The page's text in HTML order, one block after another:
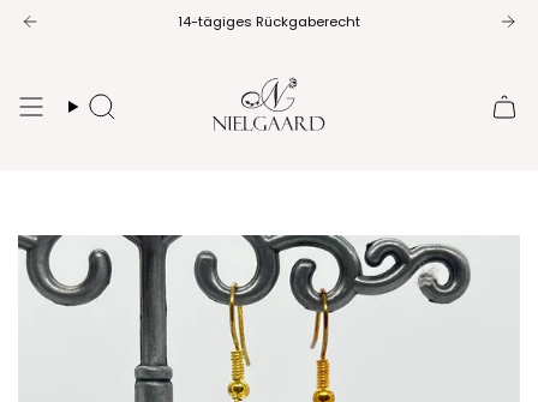
Zum
14-tägiges Rückgaberecht
Suche